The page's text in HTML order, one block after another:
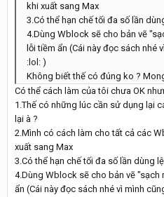
khi xuất sang Max
3.Có thể hạn chế tối đa số lần
4.Dùng Wblock sẽ cho bản vẽ
lỗi tiềm ẩn (Cái này đọc sách nhé
:lol: )
Không biết thế có đúng ko ?
Có thể cách làm của tôi chưa OK
1.Thế có những lúc cần sử dụng lại
lại à ?
2.Mình có cách làm cho tất cả các
xuất sang Max
3.Có thể hạn chế tối đa số lần dùng
4.Dùng Wblock sẽ cho bản vẽ "sạch
ẩn (Cái này đọc sách nhé vì mình